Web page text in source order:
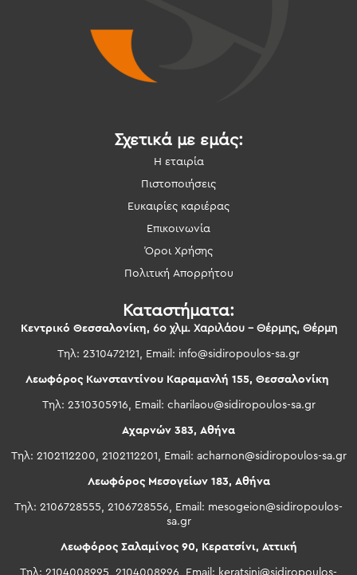
Σχετικά με εμάς:
Η εταιρία
Πιστοποιήσεις
Ευκαιρίες καριέρας
Επικοινωνία
Όροι Χρήσης
Πολιτική Απορρήτου
Καταστήματα:
Κεντρικό Θεσσαλονίκη, 6ο χλμ. Χαριλάου – Θέρμης, Θέρμη
Τηλ: 2310472121, Email: info@sidiropoulos-sa.gr
Λεωφόρος Κωνσταντίνου Καραμανλή 155, Θεσσαλονίκη
Τηλ: 2310305916, Email: charilaou@sidiropoulos-sa.gr
Αχαρνών 383, Αθήνα
Τηλ: 2102112200, 2102112201, Email: acharnon@sidiropoulos-sa.gr
Λεωφόρος Μεσογείων 183, Αθήνα
Τηλ: 2106728555, 2106728556, Email: mesogeion@sidiropoulos-
sa.gr
Λεωφόρος Σαλαμίνος 90, Κερατσίνι, Αττική
Τηλ: 2104008995, 2104008996, Email: keratsini@sidiropoulos-